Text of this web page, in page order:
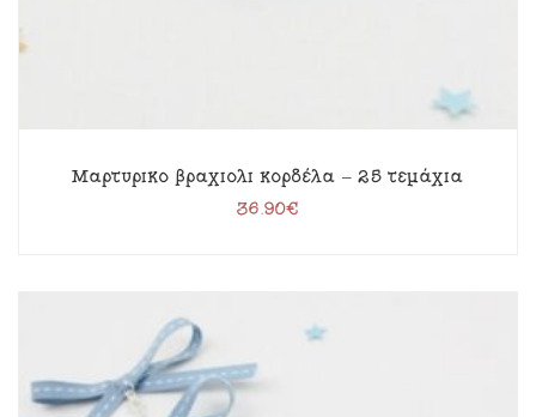
Μαρτυρικό βραχιόλι κορδέλα – 25 τεμάχια
36.90€